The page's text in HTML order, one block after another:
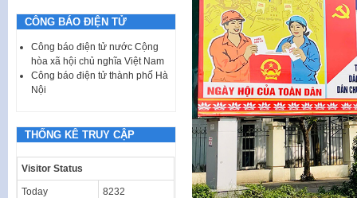
CÔNG BÁO ĐIỆN TỬ
Công báo điện tử nước Cộng
hòa xã hội chủ nghĩa Việt Nam
Công báo điện tử thành phố Hà
Nội
THỐNG KÊ TRUY CẬP
Visitor Status
Today 8232